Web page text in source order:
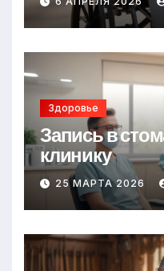
Здоровье
Запись в
клинику
25 МАРТА 2026